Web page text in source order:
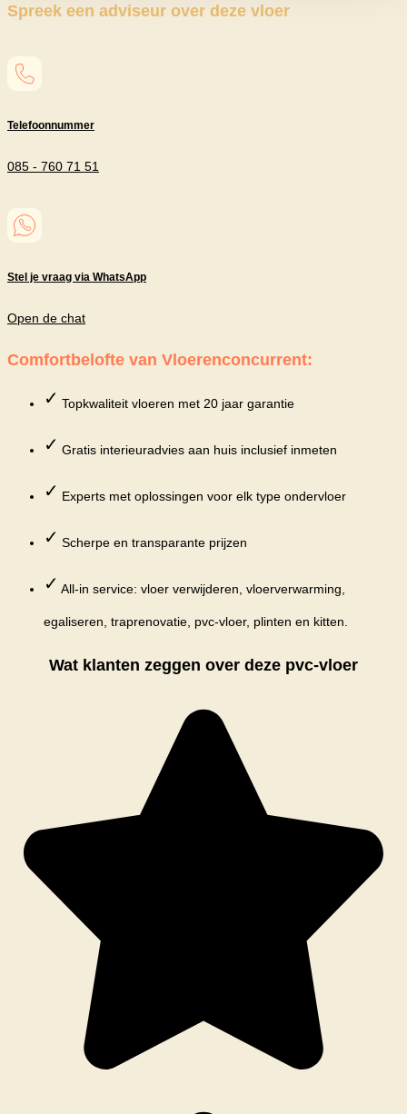
Spreek een adviseur over deze vloer
Telefoonnummer
085 - 760 71 51
Stel je vraag via WhatsApp
Open de chat
Comfortbelofte van Vloerenconcurrent:
✓ Topkwaliteit vloeren met 20 jaar garantie
✓ Gratis interieuradvies aan huis inclusief inmeten
✓ Experts met oplossingen voor elk type ondervloer
✓ Scherpe en transparante prijzen
✓ All-in service: vloer verwijderen, vloerverwarming,
egaliseren, traprenovatie, pvc-vloer, plinten en kitten.
Wat klanten zeggen over deze pvc-vloer